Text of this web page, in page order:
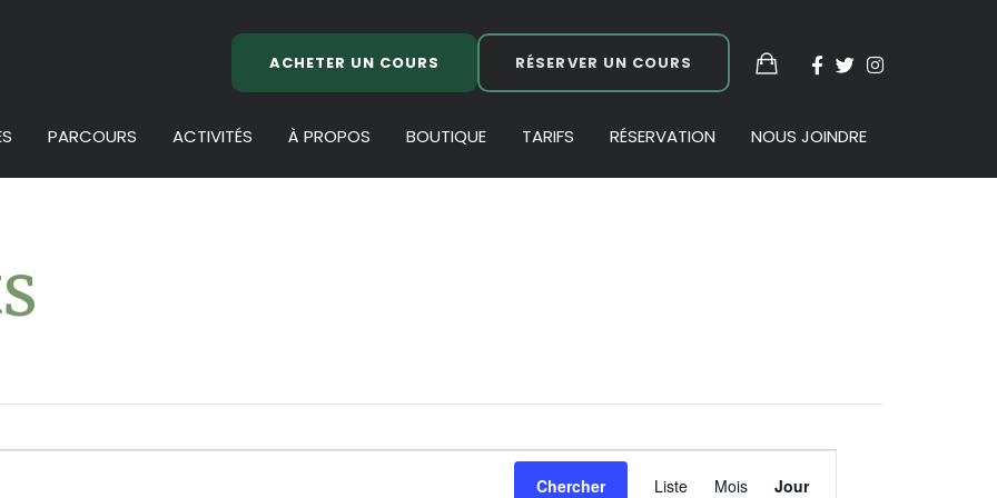
ACHETER UN COURS RÉSERVER UN COURS
PARCOURS ACTIVITÉS À PROPOS BOUTIQUE TARIFS RÉSERVATION NOUS JOINDRE
Chercher
Navigation
Liste Mois Jour